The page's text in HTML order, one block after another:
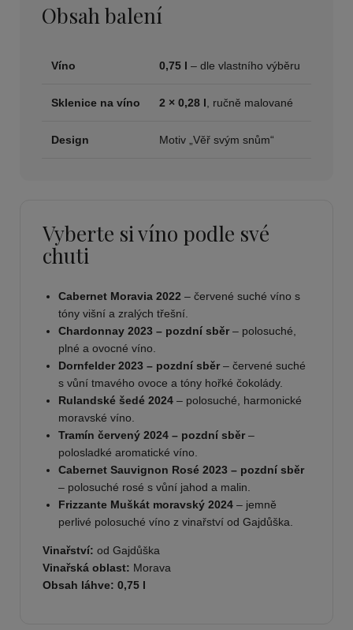
Obsah balení
Víno 0,75 l – dle vlastního výběru
Sklenice na víno 2 × 0,28 l , ručně malované
Design Motiv „Věř svým snům“
Vyberte si víno podle své
chuti
Cabernet Moravia 2022 – červené suché víno s
tóny višní a zralých třešní.
Chardonnay 2023 – pozdní sběr– polosuché,
plné a ovocné víno.
Dornfelder 2023 – pozdní sběr– červené suché
s vůní tmavého ovoce a tóny hořké čokolády.
Rulandské šedé 2024 – polosuché, harmonické
moravské víno.
Tramín červený 2024 – pozdní sběr–
polosladké aromatické víno.
Cabernet Sauvignon Rosé 2023 – pozdní sběr
– polosuché rosé s vůní jahod a malin.
Frizzante Muškát moravský 2024 – jemně
perlivé polosuché víno z vinařství od Gajdůška.
Vinařství: od Gajdůška
Vinařská oblast: Morava
Obsah láhve: 0,75 l